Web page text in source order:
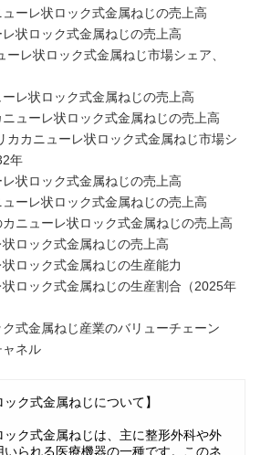
ューレ状ロック式金属ねじの売上高
レ状ロック式金属ねじの売上高
ーレ状ロック式金属ねじ市場シェア、
ーレ状ロック式金属ねじの売上高
ニューレ状ロック式金属ねじの売上高
カカニューレ状ロック式金属ねじ市場シ
年
レ状ロック式金属ねじの売上高
ューレ状ロック式金属ねじの売上高
カニューレ状ロック式金属ねじの売上高
状ロック式金属ねじの売上高
状ロック式金属ねじの生産能力
状ロック式金属ねじの生産割合（2025年
ク式金属ねじ産業のバリューチェーン
ャネル
ック式金属ねじについて】
ク式金属ねじは、主に整形外科や外
られる医療機器の一種です。このネ